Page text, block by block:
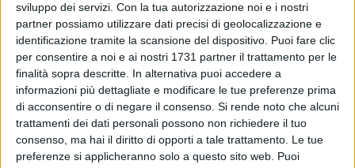
sviluppo dei servizi. Con la tua autorizzazione noi e i nostri
partner possiamo utilizzare dati precisi di geolocalizzazione e
identificazione tramite la scansione del dispositivo. Puoi fare clic
per consentire a noi e ai nostri 1731 partner il trattamento per le
finalità sopra descritte. In alternativa puoi accedere a
informazioni più dettagliate e modificare le tue preferenze prima
di acconsentire o di negare il consenso. Si rende noto che alcuni
trattamenti dei dati personali possono non richiedere il tuo
consenso, ma hai il diritto di opporti a tale trattamento. Le tue
preferenze si applicheranno solo a questo sito web. Puoi
parroco della Madonna di Passavia a BisceglieViva per
segnalare il degrado in cui versa la zona.
«Per ben tre volte in una settimana ci siamo trovati davanti a
uno scempio: abbiamo trovato deiezioni umane, oltre a
giacigli di fortuna - ha aggiunto -. È incredibile che a pochi
passi dal comando di Polizia Locale avvenga tutto questo,
senza che vengano presi provvedimenti».